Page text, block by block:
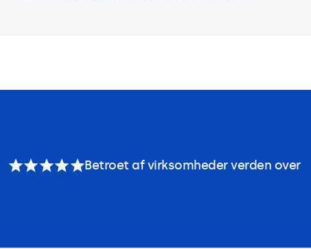
Betroet af virksomheder verden over